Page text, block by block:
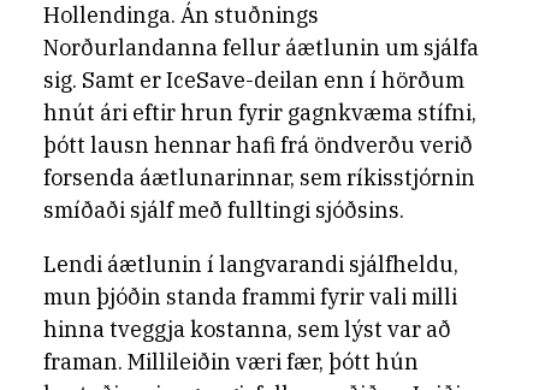
Hollendinga. Án stuðnings
Norðurlandanna fellur áætlunin um sjálfa
sig. Samt er IceSave-deilan enn í hörðum
hnút ári eftir hrun fyrir gagnkvæma stífni,
þótt lausn hennar hafi frá öndverðu verið
forsenda áætlunarinnar, sem ríkisstjórnin
smíðaði sjálf með fulltingi sjóðsins.
Lendi áætlunin í langvarandi sjálfheldu,
mun þjóðin standa frammi fyrir vali milli
hinna tveggja kostanna, sem lýst var að
framan. Millileiðin væri fær, þótt hún